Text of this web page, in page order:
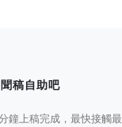
稿自助吧
鐘上稿完成，最快接觸